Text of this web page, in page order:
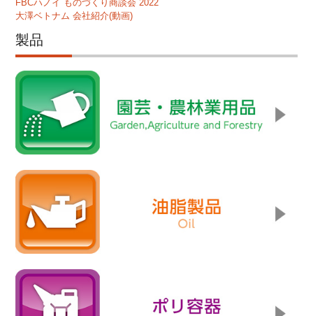
FBCハノイ ものづくり商談会 2022
大澤ベトナム 会社紹介(動画)
製品